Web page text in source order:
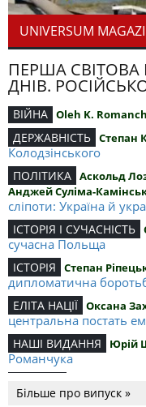
UNIVERSUM
ПЕРША СВІТОВА
ДНІВ.
ВІЙНА Oleh K.
ДЕРЖАВНІСТЬ Степан
Колодзінського
ПОЛІТИКА Аскольд
Анджей Суліма-
сліпоти: Україна й
ІСТОРІЯ І СУЧАСНІСТЬ
сучасна Польща
ІСТОРІЯ Степан
дипломатична
ЕЛІТА НАЦІЇ Оксана
центральна постать
НАШІ ВИДАННЯ Юрій
Романчука
Романчука
Більше про випуск »